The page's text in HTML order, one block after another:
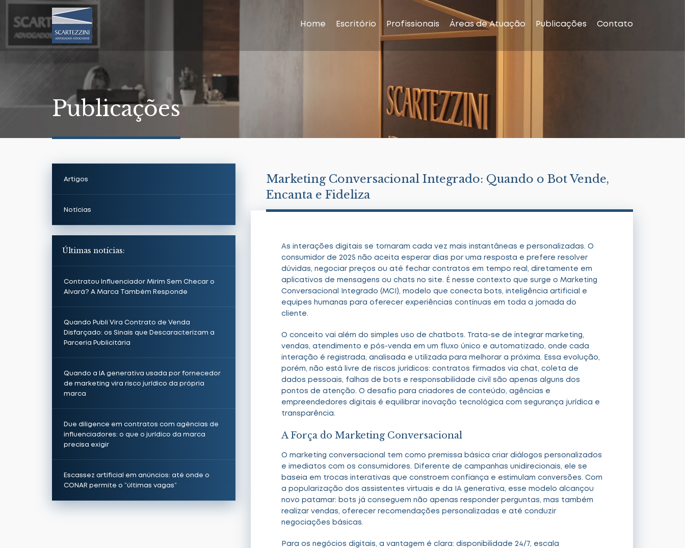
Home Escritório Profissionais Áreas de Atuação Publicações Contato
Publicações
Artigos
Notícias
Últimas notícias:
Contratou Influenciador Mirim Sem Checar o
Alvará? A Marca Também Responde
Quando Publi Vira Contrato de Venda
Disfarçado: os Sinais que Descaracterizam a
Parceria Publicitária
Quando a IA generativa usada por fornecedor
de marketing vira risco jurídico da própria
marca
Due diligence em contratos com agências de
influenciadores: o que o jurídico da marca
precisa exigir
Escassez artificial em anúncios: até onde o
CONAR permite o “últimas vagas”
Marketing Conversacional Integrado: Quando o Bot Vende,
Encanta e Fideliza
As interações digitais se tornaram cada vez mais instantâneas e personalizadas. O
consumidor de 2025 não aceita esperar dias por uma resposta e prefere resolver
dúvidas, negociar preços ou até fechar contratos em tempo real, diretamente em
aplicativos de mensagens ou chats no site. É nesse contexto que surge o Marketing
Conversacional Integrado (MCI), modelo que conecta bots, inteligência artificial e
equipes humanas para oferecer experiências contínuas em toda a jornada do
cliente.
O conceito vai além do simples uso de chatbots. Trata-se de integrar marketing,
vendas, atendimento e pós-venda em um fluxo único e automatizado, onde cada
interação é registrada, analisada e utilizada para melhorar a próxima. Essa evolução,
porém, não está livre de riscos jurídicos: contratos firmados via chat, coleta de
dados pessoais, falhas de bots e responsabilidade civil são apenas alguns dos
pontos de atenção. O desafio para criadores de conteúdo, agências e
empreendedores digitais é equilibrar inovação tecnológica com segurança jurídica e
transparência.
A Força do Marketing Conversacional
O marketing conversacional tem como premissa básica criar diálogos personalizados
e imediatos com os consumidores. Diferente de campanhas unidirecionais, ele se
baseia em trocas interativas que constroem confiança e estimulam conversões. Com
a popularização dos assistentes virtuais e da IA generativa, esse modelo alcançou
novo patamar: bots já conseguem não apenas responder perguntas, mas também
realizar vendas, oferecer recomendações personalizadas e até conduzir
negociações básicas.
Para os negócios digitais, a vantagem é clara: disponibilidade 24/7, escala